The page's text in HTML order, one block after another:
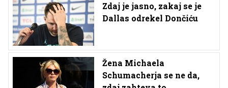
Zdaj je jasno, zakaj se je
Dallas odrekel Dončiću
Žena Michaela
Schumacherja se ne da,